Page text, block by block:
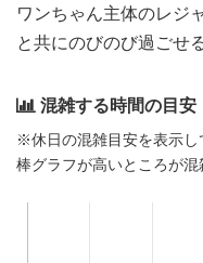
ワンちゃん主体のレジ
と共にのびのび過ごせる
混雑する時間の目安
※休日の混雑目安を表示し
棒グラフが高いところが混